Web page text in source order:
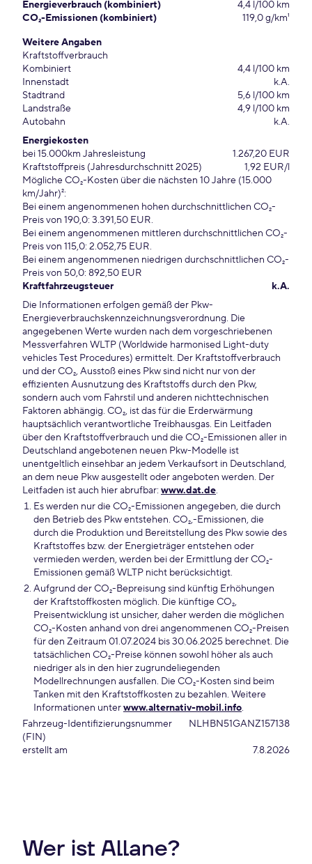
Energieverbrauch (kombiniert)
4,4 l/100 km
CO₂-Emissionen (kombiniert)
119,0 g/km¹
Weitere Angaben
Kraftstoffverbrauch
Kombiniert
4,4 l/100 km
Innenstadt
k.A.
Stadtrand
5,6 l/100 km
Landstraße
4,9 l/100 km
Autobahn
k.A.
Energiekosten
bei 15.000km Jahresleistung
1.267,20 EUR
Kraftstoffpreis (Jahresdurchschnitt 2025)
1,92 EUR/l
Mögliche CO₂-Kosten über die nächsten 10 Jahre (15.000
km/Jahr)²:
Bei einem angenommenen hohen durchschnittlichen CO₂-
Preis von 190,0: 3.391,50 EUR.
Bei einem angenommenen mittleren durchschnittlichen CO₂-
Preis von 115,0: 2.052,75 EUR.
Bei einem angenommenen niedrigen durchschnittlichen CO₂-
Preis von 50,0: 892,50 EUR
Kraftfahrzeugsteuer
k.A.
Die Informationen erfolgen gemäß der Pkw-
Energieverbrauchskennzeichnungsverordnung. Die
angegebenen Werte wurden nach dem vorgeschriebenen
Messverfahren WLTP (Worldwide harmonised Light-duty
vehicles Test Procedures) ermittelt. Der Kraftstoffverbrauch
und der CO₂, Ausstoß eines Pkw sind nicht nur von der
effizienten Ausnutzung des Kraftstoffs durch den Pkw,
sondern auch vom Fahrstil und anderen nichttechnischen
Faktoren abhängig. CO₂, ist das für die Erderwärmung
hauptsächlich verantwortliche Treibhausgas. Ein Leitfaden
über den Kraftstoffverbrauch und die CO₂-Emissionen aller in
Deutschland angebotenen neuen Pkw-Modelle ist
unentgeltlich einsehbar an jedem Verkaufsort in Deutschland,
an dem neue Pkw ausgestellt oder angeboten werden. Der
Leitfaden ist auch hier abrufbar: www.dat.de.
Es werden nur die CO₂-Emissionen angegeben, die durch
den Betrieb des Pkw entstehen. CO₂,-Emissionen, die
durch die Produktion und Bereitstellung des Pkw sowie des
Kraftstoffes bzw. der Energieträger entstehen oder
vermieden werden, werden bei der Ermittlung der CO₂-
Emissionen gemäß WLTP nicht berücksichtigt.
Aufgrund der CO₂-Bepreisung sind künftig Erhöhungen
der Kraftstoffkosten möglich. Die künftige CO₂,
Preisentwicklung ist unsicher, daher werden die möglichen
CO₂-Kosten anhand von drei angenommenen CO₂-Preisen
für den Zeitraum 01.07.2024 bis 30.06.2025 berechnet. Die
tatsächlichen CO₂-Preise können sowohl höher als auch
niedriger als in den hier zugrundeliegenden
Modellrechnungen ausfallen. Die CO₂-Kosten sind beim
Tanken mit den Kraftstoffkosten zu bezahlen. Weitere
Informationen unterwww.alternativ-mobil.info.
Fahrzeug-Identifizierungsnummer
(FIN)
NLHBN51GANZ157138
erstellt am 7.8.2026
Wer ist Allane?